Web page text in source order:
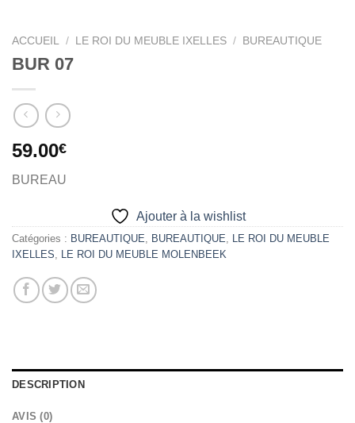
ACCUEIL / LE ROI DU MEUBLE IXELLES / BUREAUTIQUE
BUR 07
59.00€
BUREAU
Ajouter à la wishlist
Catégories : BUREAUTIQUE BUREAUTIQUE
LE ROI DU MEUBLE
IXELLES
LE ROI DU MEUBLE MOLENBEEK
DESCRIPTION
AVIS (0)